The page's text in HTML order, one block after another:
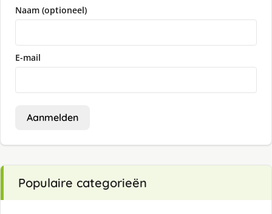
Naam (optioneel)
E-mail
Aanmelden
Populaire categorieën